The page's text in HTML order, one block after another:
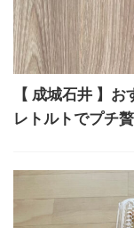
【 成城石井 】
レトルトでプチ